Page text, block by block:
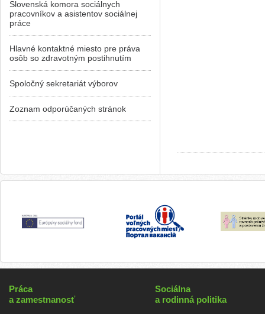
Slovenská komora sociálnych
pracovníkov a asistentov sociálnej
práce
Hlavné kontaktné miesto pre práva
osôb so zdravotným postihnutím
Spoločný sekretariát výborov
Zoznam odporúčaných stránok
Práca
a zamestnanosť
Sociálna
a rodinná politika